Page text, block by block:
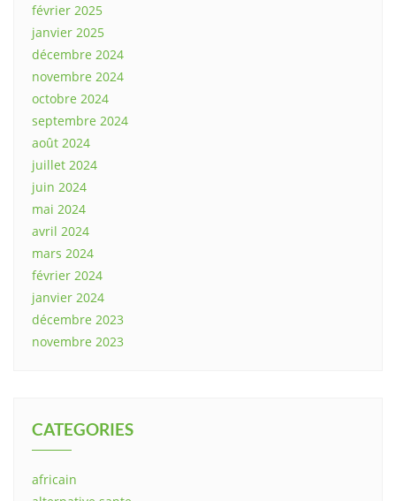
février 2025
janvier 2025
décembre 2024
novembre 2024
octobre 2024
septembre 2024
août 2024
juillet 2024
juin 2024
mai 2024
avril 2024
mars 2024
février 2024
janvier 2024
décembre 2023
novembre 2023
CATEGORIES
africain